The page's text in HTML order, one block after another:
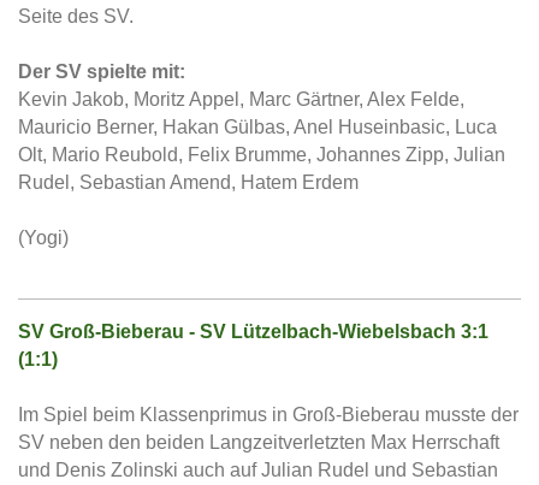
Seite des SV.
Der SV spielte mit:
Kevin Jakob, Moritz Appel, Marc Gärtner, Alex Felde,
Mauricio Berner, Hakan Gülbas, Anel Huseinbasic, Luca
Olt, Mario Reubold, Felix Brumme, Johannes Zipp, Julian
Rudel, Sebastian Amend, Hatem Erdem
(Yogi)
SV Groß-Bieberau - SV Lützelbach-Wiebelsbach 3:1
(1:1)
Im Spiel beim Klassenprimus in Groß-Bieberau musste der
SV neben den beiden Langzeitverletzten Max Herrschaft
und Denis Zolinski auch auf Julian Rudel und Sebastian